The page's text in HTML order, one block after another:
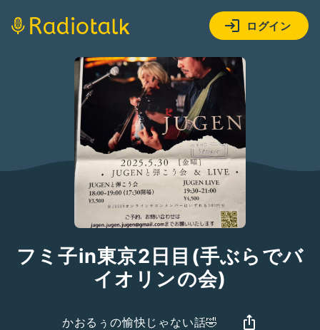
ログイン
フミ子in東京2日目(手ぶらでバ
イオリンの会)
かおるぅの愉快じゃない話🤣